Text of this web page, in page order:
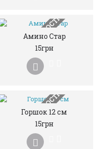
НЕМАЄ В НАЯВНОСТІ
Амино Стар
15грн
НЕМАЄ В НАЯВНОСТІ
Горшок 12 см
15грн